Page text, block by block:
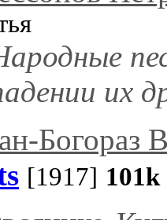
их
Богораз
[1917] 101k